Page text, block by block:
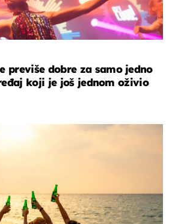
previše dobre za samo jedno
koji je još jednom oživio